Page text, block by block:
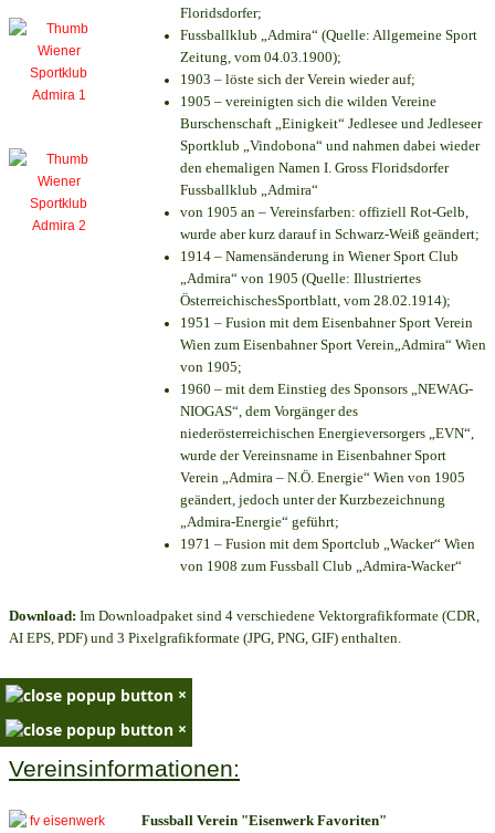
Floridsdorfer;
Fussballklub „Admira“ (Quelle: Allgemeine Sport
Zeitung, vom 04.03.1900);
1903 – löste sich der Verein wieder auf;
1905 – vereinigten sich die wilden Vereine
Burschenschaft „Einigkeit“ Jedlesee und Jedleseer
Sportklub „Vindobona“ und nahmen dabei wieder
den ehemaligen Namen I. Gross Floridsdorfer
Fussballklub „Admira“
von 1905 an – Vereinsfarben: offiziell Rot-Gelb,
wurde aber kurz darauf in Schwarz-Weiß geändert;
1914 – Namensänderung in Wiener Sport Club
„Admira“ von 1905 (Quelle: Illustriertes
ÖsterreichischesSportblatt, vom 28.02.1914);
1951 – Fusion mit dem Eisenbahner Sport Verein
Wien zum Eisenbahner Sport Verein„Admira“ Wien
von 1905;
1960 – mit dem Einstieg des Sponsors „NEWAG-
NIOGAS“, dem Vorgänger des
niederösterreichischen Energieversorgers „EVN“,
wurde der Vereinsname in Eisenbahner Sport
Verein „Admira – N.Ö. Energie“ Wien von 1905
geändert, jedoch unter der Kurzbezeichnung
„Admira-Energie“ geführt;
1971 – Fusion mit dem Sportclub „Wacker“ Wien
von 1908 zum Fussball Club „Admira-Wacker“
Download: Im Downloadpaket sind 4 verschiedene Vektorgrafikformate (CDR,
AI EPS, PDF) und 3 Pixelgrafikformate (JPG, PNG, GIF) enthalten.
×
×
Vereinsinformationen:
Fussball Verein "Eisenwerk Favoriten"